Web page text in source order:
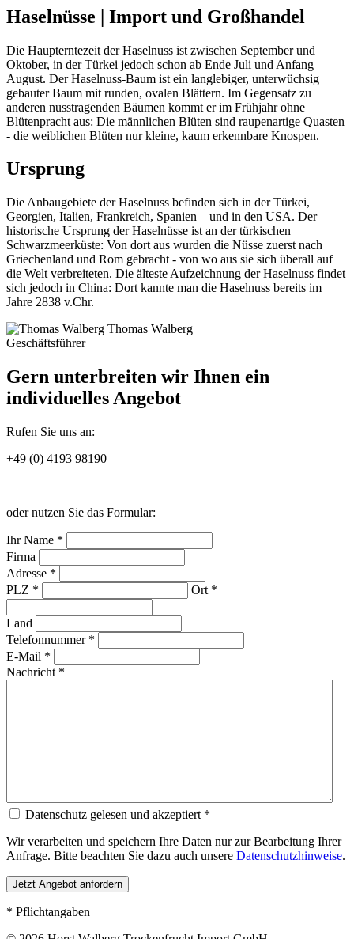
Haselnüsse | Import und Großhandel
Die Haupterntezeit der Haselnuss ist zwischen September und
Oktober, in der Türkei jedoch schon ab Ende Juli und Anfang
August. Der Haselnuss-Baum ist ein langlebiger, unterwüchsig
gebauter Baum mit runden, ovalen Blättern. Im Gegensatz zu
anderen nusstragenden Bäumen kommt er im Frühjahr ohne
Blütenpracht aus: Die männlichen Blüten sind raupenartige Quasten
- die weiblichen Blüten nur kleine, kaum erkennbare Knospen.
Ursprung
Die Anbaugebiete der Haselnuss befinden sich in der Türkei,
Georgien, Italien, Frankreich, Spanien – und in den USA. Der
historische Ursprung der Haselnüsse ist an der türkischen
Schwarzmeerküste: Von dort aus wurden die Nüsse zuerst nach
Griechenland und Rom gebracht - von wo aus sie sich überall auf
die Welt verbreiteten. Die älteste Aufzeichnung der Haselnuss findet
sich jedoch in China: Dort kannte man die Haselnuss bereits im
Jahre 2838 v.Chr.
Thomas Walberg
Geschäftsführer
Gern unterbreiten wir Ihnen ein
individuelles Angebot
Rufen Sie uns an:
+49 (0) 4193 98190
oder nutzen Sie das Formular:
Ihr Name *
Firma
Adresse *
PLZ *
Ort *
Land
Telefonnummer *
E-Mail *
Nachricht *
Datenschutz gelesen und akzeptiert *
Wir verarbeiten und speichern Ihre Daten nur zur Bearbeitung Ihrer
Anfrage. Bitte beachten Sie dazu auch unsere Datenschutzhinweise.
* Pflichtangaben